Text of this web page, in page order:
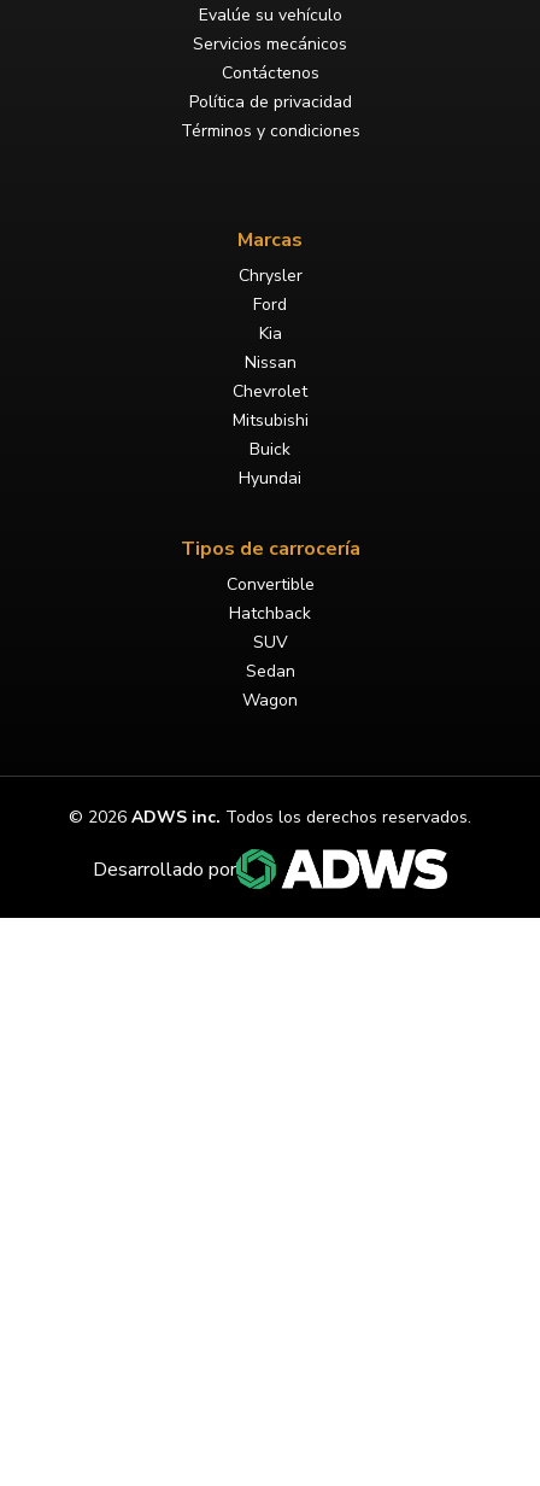
Evalúe su vehículo
Servicios mecánicos
Contáctenos
Política de privacidad
Términos y condiciones
Marcas
Chrysler
Ford
Kia
Nissan
Chevrolet
Mitsubishi
Buick
Hyundai
Tipos de carrocería
Convertible
Hatchback
SUV
Sedan
Wagon
© 2026 ADWS inc. Todos los derechos reservados.
Desarrollado por